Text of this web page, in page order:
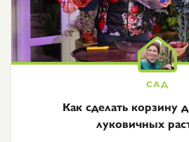
Как сделать корзину
луковичных